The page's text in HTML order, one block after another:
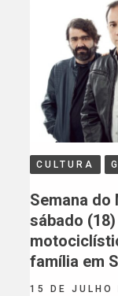
CULTURA
Semana
sábado
família em
15 DE JULHO